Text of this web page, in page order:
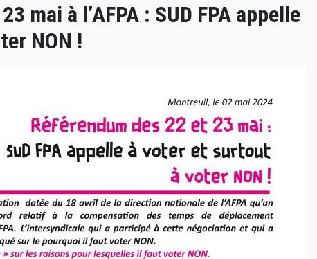
mai à l’AFPA : SUD FPA appelle
NON !